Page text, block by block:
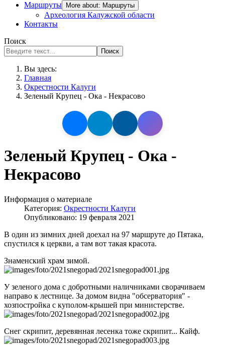
Маршруты
More about: Маршруты
Археология Калужской области
Контакты
Поиск
Поиск
Вы здесь:
Главная
Окрестности Калуги
Зеленый Крупец - Ока - Некрасово
Зеленый Крупец - Ока -
Некрасово
Информация о материале
Категория: Окрестности Калуги
Опубликовано: 19 февраля 2021
В один из зимних дней доехал на 97 маршруте до Пятака,
спустился к церкви, а там вот такая красота.
Знаменский храм зимой.
У зеленого дома с добротными наличниками сворачиваем
направо к лестнице. За домом видна "обсерватория" -
хозпостройка с куполом-крышей при министерстве.
Снег скрипит, деревянная лесенка тоже скрипит... Кайф.